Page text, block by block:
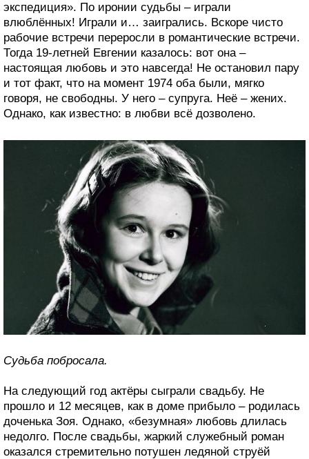
экспедиция». По иронии судьбы – играли
влюблённых! Играли и… заигрались. Вскоре чисто
рабочие встречи переросли в романтические встречи.
Тогда 19-летней Евгении казалось: вот она –
настоящая любовь и это навсегда! Не остановил пару
и тот факт, что на момент 1974 оба были, мягко
говоря, не свободны. У него – супруга. Неё – жених.
Однако, как известно: в любви всё дозволено.
Судьба побросала.
На следующий год актёры сыграли свадьбу. Не
прошло и 12 месяцев, как в доме прибыло – родилась
доченька Зоя. Однако, «безумная» любовь длилась
недолго. После свадьбы, жаркий служебный роман
оказался стремительно потушен ледяной струёй